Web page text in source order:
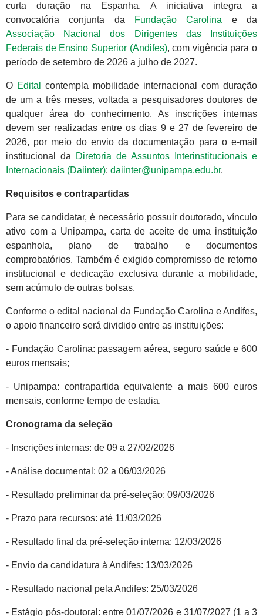
curta duração na Espanha. A iniciativa integra a
convocatória conjunta da
Fundação Carolina e da
Associação Nacional dos Dirigentes das Instituições
Federais de Ensino Superior (Andifes), com vigência para o
período de setembro de 2026 a julho de 2027.
O Edital
contempla mobilidade internacional com duração
de um a três meses, voltada a pesquisadores doutores de
qualquer área do conhecimento. As inscrições internas
devem ser realizadas entre os dias 9 e 27 de fevereiro de
2026, por meio do envio da documentação para o e-mail
institucional da
Diretoria de Assuntos Interinstitucionais e
Internacionais (Daiinter): daiinter@unipampa.edu.br.
Requisitos e contrapartidas
Para se candidatar, é necessário possuir doutorado, vínculo
ativo com a Unipampa, carta de aceite de uma instituição
espanhola, plano de trabalho e documentos
comprobatórios. Também é exigido compromisso de retorno
institucional e dedicação exclusiva durante a mobilidade,
sem acúmulo de outras bolsas.
Conforme o edital nacional da Fundação Carolina e Andifes,
o apoio financeiro será dividido entre as instituições:
- Fundação Carolina: passagem aérea, seguro saúde e 600
euros mensais;
- Unipampa: contrapartida equivalente a mais 600 euros
mensais, conforme tempo de estadia.
Cronograma da seleção
- Inscrições internas: de 09 a 27/02/2026
- Análise documental: 02 a 06/03/2026
- Resultado preliminar da pré-seleção: 09/03/2026
- Prazo para recursos: até 11/03/2026
- Resultado final da pré-seleção interna: 12/03/2026
- Envio da candidatura à Andifes: 13/03/2026
- Resultado nacional pela Andifes: 25/03/2026
- Estágio pós-doutoral: entre 01/07/2026 e 31/07/2027 (1 a 3